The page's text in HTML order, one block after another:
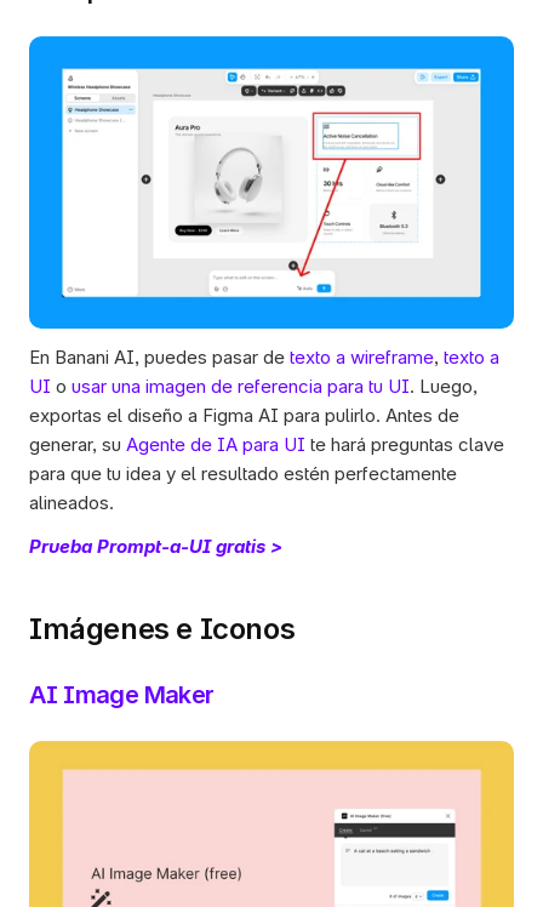
En Banani AI, puedes pasar de texto a wireframe, texto a
UI o usar una imagen de referencia para tu UI. Luego,
exportas el diseño a Figma AI para pulirlo. Antes de
generar, su Agente de IA para UI te hará preguntas clave
para que tu idea y el resultado estén perfectamente
alineados.
Prueba Prompt-a-UI gratis >
Imágenes e Iconos
AI Image Maker